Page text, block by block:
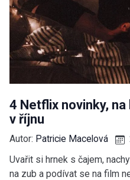
4 Netflix novinky,
v říjnu
Autor: Patricie Macelová
Uvařit si hrnek s čajem,
na zub a podívat se na film